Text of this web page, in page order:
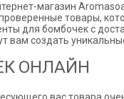
магазин
товары,
для бомбочек с
вам создать
ОНЛАЙН